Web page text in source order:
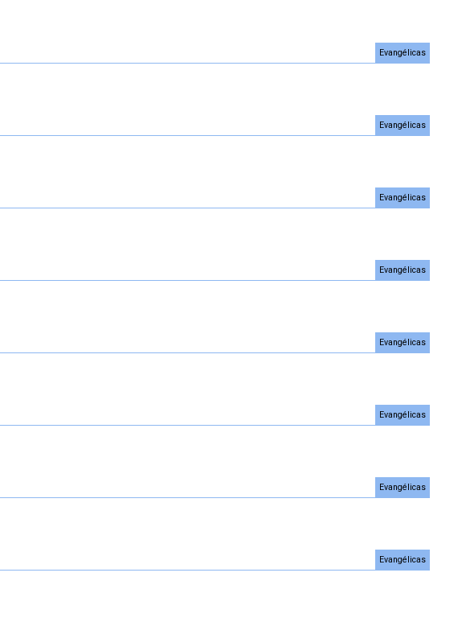
Evangélicas
Evangélicas
Evangélicas
Evangélicas
Evangélicas
Evangélicas
Evangélicas
Evangélicas